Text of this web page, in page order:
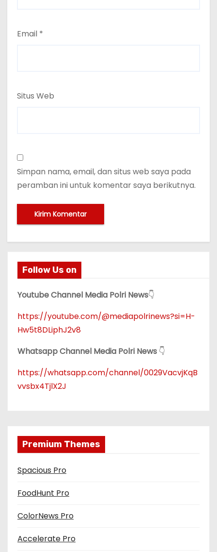
Email *
Situs Web
Simpan nama, email, dan situs web saya pada
peramban ini untuk komentar saya berikutnya.
Follow Us on
Youtube Channel Media Polri News👇
https://youtube.com/@mediapolrinews?si=H-
Hw5t8DLiphJ2v8
Whatsapp Channel Media Polri News 👇
https://whatsapp.com/channel/0029VacvjKqB
vvsbx4TjlX2J
Premium Themes
Spacious Pro
FoodHunt Pro
ColorNews Pro
Accelerate Pro